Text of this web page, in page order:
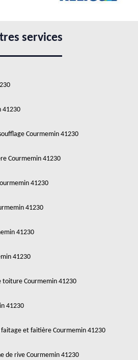
services
41230
Courmemin 41230
Courmemin 41230
41230
41230
41230
41230
toiture Courmemin 41230
41230
et faitière Courmemin 41230
de rive Courmemin 41230